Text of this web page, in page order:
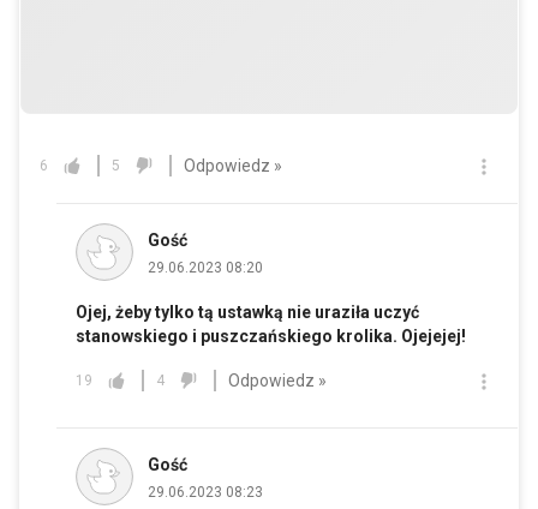
6 5 Odpowiedz »
Gość
29.06.2023 08:20
Ojej, żeby tylko tą ustawką nie uraziła uczyć
stanowskiego i puszczańskiego krolika. Ojejejej!
19 4 Odpowiedz »
Gość
29.06.2023 08:23